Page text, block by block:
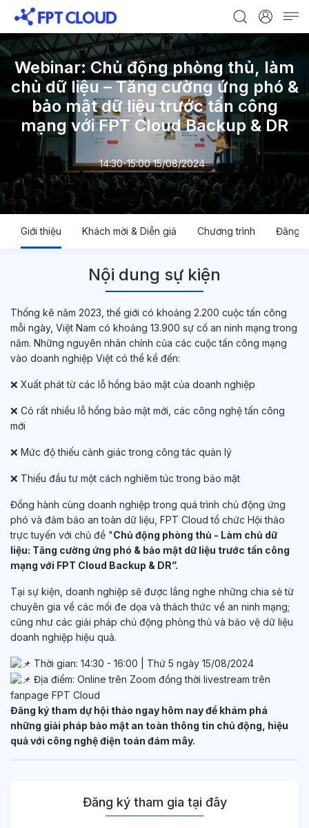
Webinar: Chủ động phòng thủ, làm
chủ dữ liệu – Tăng cường ứng phó &
bảo mật dữ liệu trước tấn công
mạng với FPT Cloud Backup & DR
14:30-15:00 15/08/2024
Giới thiệu Khách mời & Diễn giả Chương trình Đăng
Nội dung sự kiện
Thống kê năm 2023, thế giới có khoảng 2.200 cuộc tấn công
mỗi ngày, Việt Nam có khoảng 13.900 sự cố an ninh mạng trong
năm. Những nguyên nhân chính của các cuộc tấn công mạng
vào doanh nghiệp Việt có thể kể đến:
❌ Xuất phát từ các lỗ hổng bảo mật của doanh nghiệp
❌ Có rất nhiều lỗ hổng bảo mật mới, các công nghệ tấn công
mới
❌ Mức độ thiếu cảnh giác trong công tác quản lý
❌ Thiếu đầu tư một cách nghiêm túc trong bảo mật
Đồng hành cùng doanh nghiệp trong quá trình chủ động ứng
phó và đảm bảo an toàn dữ liệu, FPT Cloud tổ chức Hội thảo
trực tuyến với chủ đề "Chủ động phòng thủ - Làm chủ dữ
liệu: Tăng cường ứng phó & bảo mật dữ liệu trước tấn công
mạng với FPT Cloud Backup & DR”.
Tại sự kiện, doanh nghiệp sẽ được lắng nghe những chia sẻ từ
chuyên gia về các mối đe dọa và thách thức về an ninh mạng;
cũng như các giải pháp chủ động phòng thủ và bảo vệ dữ liệu
doanh nghiệp hiệu quả.
Thời gian: 14:30 - 16:00 | Thứ 5 ngày 15/08/2024
Địa điểm: Online trên Zoom đồng thời livestream trên
fanpage FPT Cloud
Đăng ký tham dự hội thảo ngay hôm nay để khám phá
những giải pháp bảo mật an toàn thông tin chủ động, hiệu
quả với công nghệ điện toán đám mây.
Đăng ký tham gia tại đây